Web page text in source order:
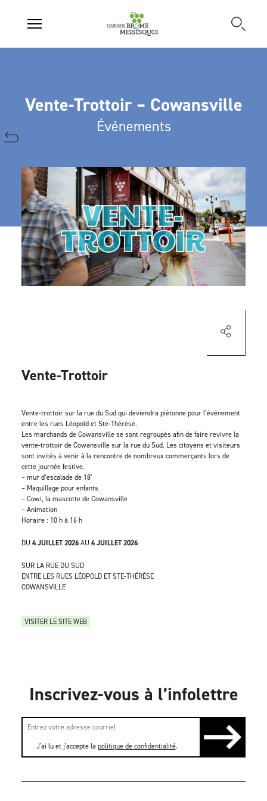
Vente-Trottoir – Cowansville
Événements
DU 4 JUILLET 2026AU 4 JUILLET 2026
SUR LA RUE DU SUD
ENTRE LES RUES LÉOPOLD ET STE-THÉRÈSE
COWANSVILLE
VISITER LE SITE WEB
Vente-Trottoir
Vente-trottoir sur la rue du Sud qui deviendra piétonne pour l’événement
entre les rues Léopold et Ste-Thérèse.
Les marchands de Cowansville se sont regroupés afin de faire revivre la
vente-trottoir de Cowansville sur la rue du Sud. Les citoyens et visiteurs
sont invités à venir à la rencontre de nombreux commerçants lors de
cette journée festive.
– mur d’escalade de 18′
– Maquillage pour enfants
– Cowi, la mascotte de Cowansville
– Animation
Horaire : 10 h à 16 h
Inscrivez-vous à l’infolettre
J'ai lu et j'accepte la politique de confidentialité.